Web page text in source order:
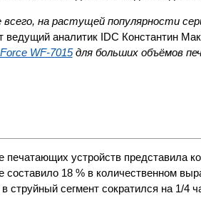
всего, на растущей популярности
ведущий аналитик IDC Константин
WF-7015для больших объёмов
печатающих устройств представила
составило 18 % в количественном
струйный сегмент сократился на 1/4